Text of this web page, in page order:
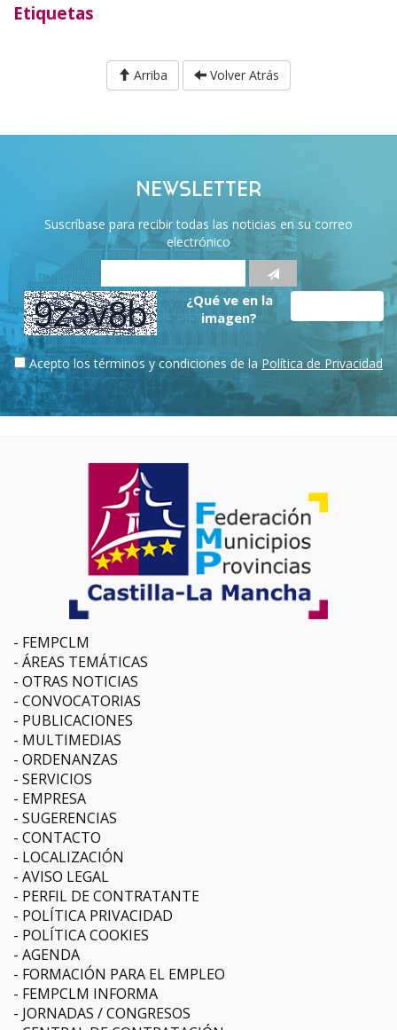
Etiquetas
Arriba Volver Atrás
NEWSLETTER
Suscríbase para recibir todas las noticias en su correo
electrónico
¿Qué ve en la
imagen?
Acepto los términos y condiciones de la Política de Privacidad
FEMPCLM
ÁREAS TEMÁTICAS
OTRAS NOTICIAS
CONVOCATORIAS
PUBLICACIONES
MULTIMEDIAS
ORDENANZAS
SERVICIOS
EMPRESA
SUGERENCIAS
CONTACTO
LOCALIZACIÓN
AVISO LEGAL
PERFIL DE CONTRATANTE
POLÍTICA PRIVACIDAD
POLÍTICA COOKIES
AGENDA
FORMACIÓN PARA EL EMPLEO
FEMPCLM INFORMA
JORNADAS / CONGRESOS